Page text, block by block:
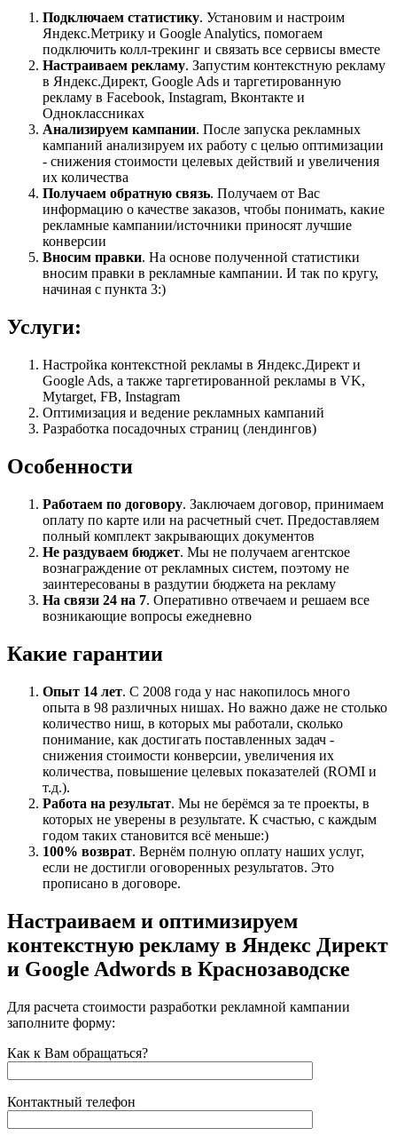
Подключаем статистику. Установим и настроим
Яндекс.Метрику и Google Analytics, помогаем
подключить колл-трекинг и связать все сервисы вместе
Настраиваем рекламу. Запустим контекстную рекламу
в Яндекс.Директ, Google Ads и таргетированную
рекламу в Facebook, Instagram, Вконтакте и
Одноклассниках
Анализируем кампании. После запуска рекламных
кампаний анализируем их работу с целью оптимизации
- снижения стоимости целевых действий и увеличения
их количества
Получаем обратную связь. Получаем от Вас
информацию о качестве заказов, чтобы понимать, какие
рекламные кампании/источники приносят лучшие
конверсии
Вносим правки. На основе полученной статистики
вносим правки в рекламные кампании. И так по кругу,
начиная с пункта 3:)
Услуги:
Настройка контекстной рекламы в Яндекс.Директ и
Google Ads, а также таргетированной рекламы в VK,
Mytarget, FB, Instagram
Оптимизация и ведение рекламных кампаний
Разработка посадочных страниц (лендингов)
Особенности
Работаем по договору. Заключаем договор, принимаем
оплату по карте или на расчетный счет. Предоставляем
полный комплект закрывающих документов
Не раздуваем бюджет. Мы не получаем агентское
вознаграждение от рекламных систем, поэтому не
заинтересованы в раздутии бюджета на рекламу
На связи 24 на 7. Оперативно отвечаем и решаем все
возникающие вопросы ежедневно
Какие гарантии
Опыт 14 лет. С 2008 года у нас накопилось много
опыта в 98 различных нишах. Но важно даже не столько
количество ниш, в которых мы работали, сколько
понимание, как достигать поставленных задач -
снижения стоимости конверсии, увеличения их
количества, повышение целевых показателей (ROMI и
т.д.).
Работа на результат. Мы не берёмся за те проекты, в
которых не уверены в результате. К счастью, с каждым
годом таких становится всё меньше:)
100% возврат. Вернём полную оплату наших услуг,
если не достигли оговоренных результатов. Это
прописано в договоре.
Настраиваем и оптимизируем
контекстную рекламу в Яндекс Директ
и Google Adwords в Краснозаводске
Для расчета стоимости разработки рекламной кампании
заполните форму:
Как к Вам обращаться?
Контактный телефон